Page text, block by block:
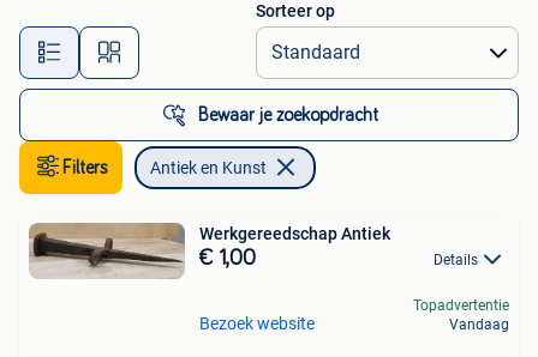
Alle afstanden…
Sorteer op
Bewaar je zoekopdracht
Filters Antiek en Kunst
Werkgereedschap Antiek
€ 1,00 Details
Bezoek website
Topadvertentie
Vandaag